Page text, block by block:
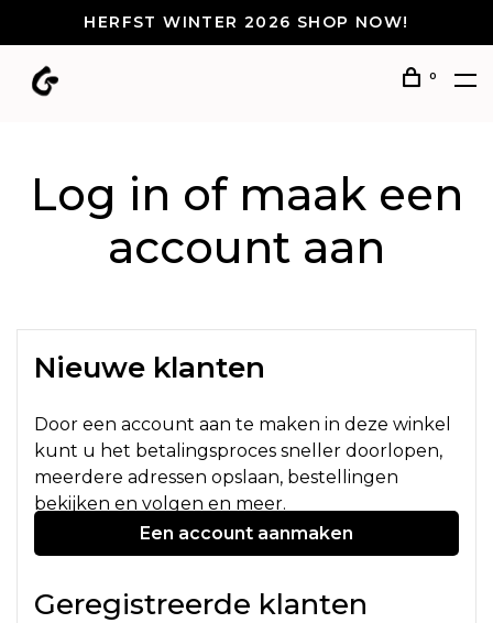
HERFST WINTER 2026 SHOP NOW!
0
Log in of maak een
account aan
Nieuwe klanten
Door een account aan te maken in deze winkel
kunt u het betalingsproces sneller doorlopen,
meerdere adressen opslaan, bestellingen
bekijken en volgen en meer.
Een account aanmaken
Geregistreerde klanten